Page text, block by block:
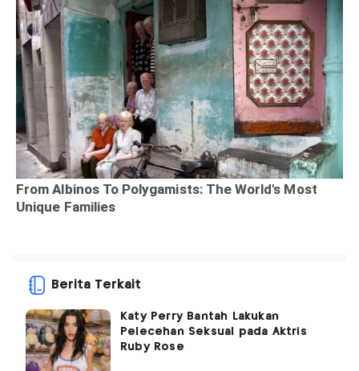
Berita Terkait
Katy Perry Bantah Lakukan
Pelecehan Seksual pada Aktris
Ruby Rose